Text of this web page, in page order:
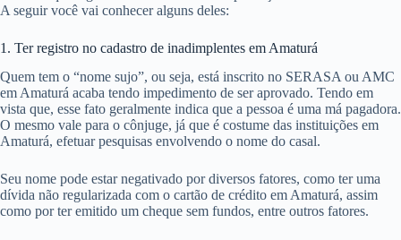
A seguir você vai conhecer alguns deles:
1. Ter registro no cadastro de inadimplentes em Amaturá
Quem tem o “nome sujo”, ou seja, está inscrito no SERASA ou AMC
em Amaturá acaba tendo impedimento de ser aprovado. Tendo em
vista que, esse fato geralmente indica que a pessoa é uma má pagadora.
O mesmo vale para o cônjuge, já que é costume das instituições em
Amaturá, efetuar pesquisas envolvendo o nome do casal.
Seu nome pode estar negativado por diversos fatores, como ter uma
dívida não regularizada com o cartão de crédito em Amaturá, assim
como por ter emitido um cheque sem fundos, entre outros fatores.